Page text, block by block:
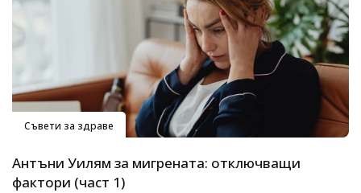
Съвети за здраве
Антъни Уилям за мигрената: отключващи
фактори (част 1)